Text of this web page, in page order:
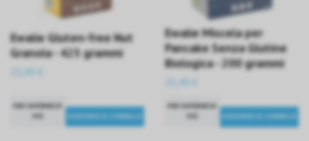
Ewalie Gluten-free Nut
Granola - 425 grammi
Ewalie Miscela per
Pancake Senza Glutine
Biologica - 200 grammi
10,49 €